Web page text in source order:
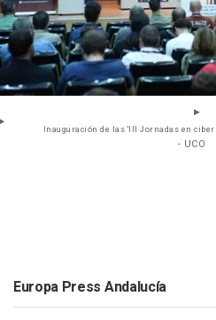
Inauguración de las 'III Jornadas en
- UCO
Europa Press Andalucía